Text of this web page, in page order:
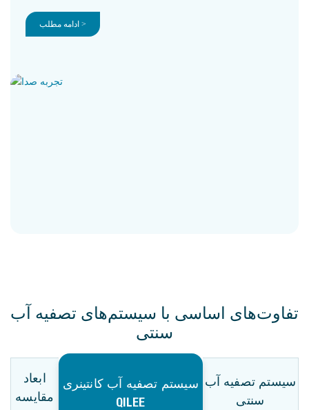
ادامه مطلب >
تفاوت‌های اساسی با سیستم‌های تصفیه آب
سنتی
ابعاد
مقایسه
سیستم تصفیه آب کانتینری
QILEE
سیستم تصفیه آب
سنتی